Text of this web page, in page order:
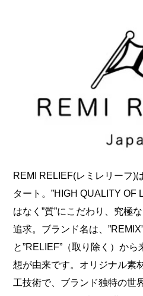
REMI RELIEF(レミレリーフ)
タート。”HIGH QUALITY OF
はなく”質”にこだわり、究極
追求。ブランド名は、
と”RELIEF”（取り除く）か
想が由来です。オリジナル素
工技術で、ブランド独特の世